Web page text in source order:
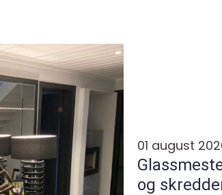
01 august
og